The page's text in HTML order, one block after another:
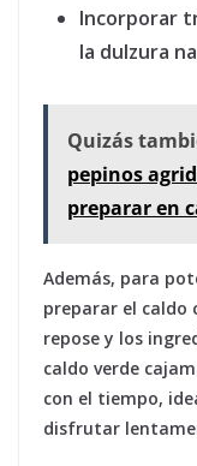
Incorporar
la dulzura
Quizás
pepinos
preparar en
Además, para
preparar el caldo
repose y los
caldo verde
con el tiempo,
disfrutar